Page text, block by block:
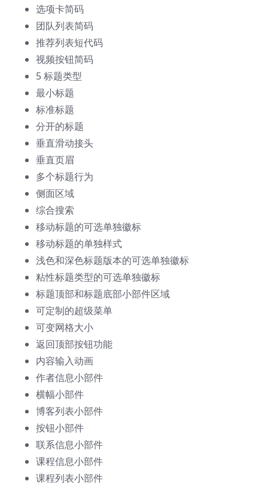
选项卡简码
团队列表简码
推荐列表短代码
视频按钮简码
5 标题类型
最小标题
标准标题
分开的标题
垂直滑动接头
垂直页眉
多个标题行为
侧面区域
综合搜索
移动标题的可选单独徽标
移动标题的单独样式
浅色和深色标题版本的可选单独徽标
粘性标题类型的可选单独徽标
标题顶部和标题底部小部件区域
可定制的超级菜单
可变网格大小
返回顶部按钮功能
内容输入动画
作者信息小部件
横幅小部件
博客列表小部件
按钮小部件
联系信息小部件
课程信息小部件
课程列表小部件